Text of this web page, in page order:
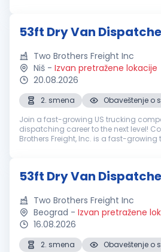
53ft Dry Van
Two Brothers Freight Inc
Niš - Izvan pretražene lokacije
20.08.2026
2. smena
Obaveštenje o
Join a fast-growing US trucking
dispatching career to the next level!
Brothers Freight, Inc. is a fast-
53ft Dry Van
Two Brothers Freight Inc
Beograd - Izvan pretražene
16.08.2026
2. smena
Obaveštenje o